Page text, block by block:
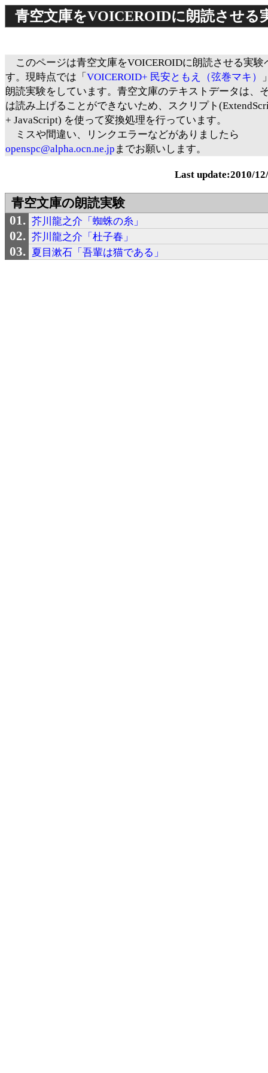
青空文庫をVOICEROIDに朗読させる
このページは青空文庫をVOICEROIDに朗読させる実験
す。現時点では「 VOICEROID+ 民安ともえ（弦巻マキ）
朗読実験をしています。青空文庫のテキストデータは、
は読み上げることができないため、スクリプト
+ JavaScript) を使って変換処理を行っています。
ミスや間違い、リンクエラーなどがありましたら
openspc@alpha.ocn.ne.jp までお願いします。
Last update:2010/
青空文庫の朗読実験
芥川龍之介「蜘蛛の糸」
芥川龍之介「杜子春」
夏目漱石「吾輩は猫である」